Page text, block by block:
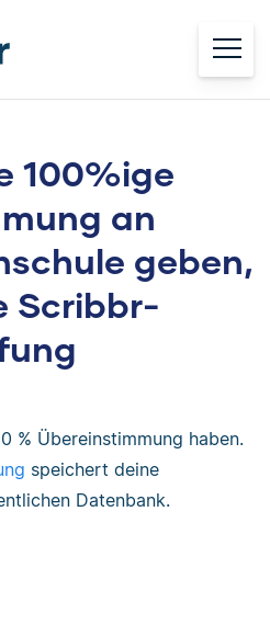
100%ige
an
geben,
Scribbr-
% Übereinstimmung haben.
speichert deine
Datenbank.